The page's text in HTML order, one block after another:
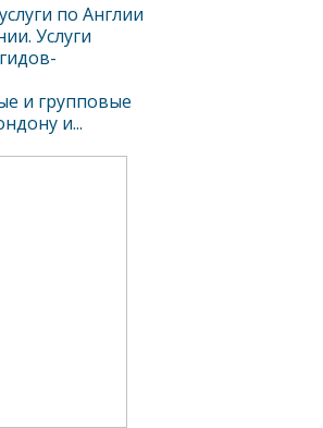
по Англии
Услуги
и групповые
и...